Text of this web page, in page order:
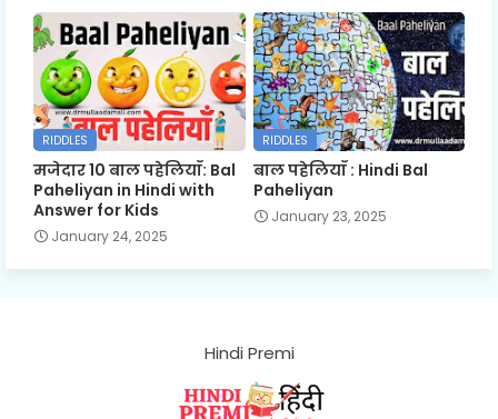
RIDDLES
मजेदार 10 बाल पहेलियाँ: Bal
Paheliyan in Hindi with
Answer for Kids
January 24, 2025
RIDDLES
बाल पहेलियाँ : Hindi Bal
Paheliyan
January 23, 2025
Hindi Premi